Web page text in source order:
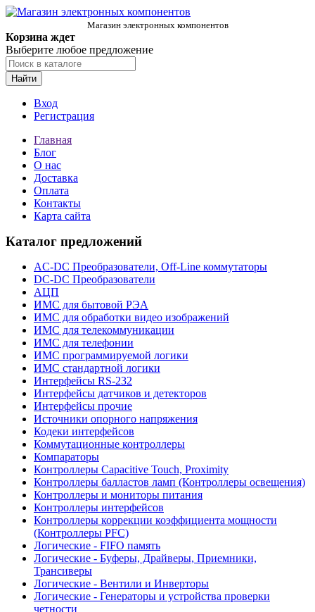
Магазин электронных компонентов
Корзина ждет
Выберите любое предложение
Найти
Вход
Регистрация
Главная
Блог
О нас
Доставка
Оплата
Контакты
Карта сайта
Каталог предложений
AC-DC Преобразователи, Off-Line коммутаторы
DC-DC Преобразователи
АЦП
ИМС для бытовой РЭА
ИМС для обработки видео изображений
ИМС для телекоммуникации
ИМС для телефонии
ИМС программируемой логики
ИМС стандартной логики
Интерфейсы RS-232
Интерфейсы датчиков и детекторов
Интерфейсы прочие
Источники опорного напряжения
Кодеки интерфейсов
Коммутационные контроллеры
Компараторы
Контроллеры Capacitive Touch, Proximity
Контроллеры балластов ламп (Контроллеры освещения)
Контроллеры и мониторы питания
Контроллеры интерфейсов
Контроллеры коррекции коэффициента мощности
(Контроллеры PFC)
Логические - FIFO память
Логические - Буферы, Драйверы, Приемники,
Трансиверы
Логические - Вентили и Инверторы
Логические - Генераторы и устройства проверки
четности